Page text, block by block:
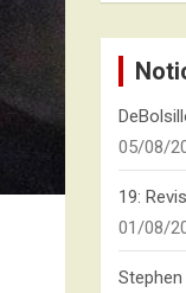
05/08/
19:
01/08/
Stephen